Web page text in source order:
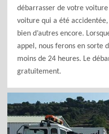
débarrasser de votre
voiture qui a été
bien d’autres encore.
appel, nous ferons en sorte
moins de 24 heures. Le
gratuitement.